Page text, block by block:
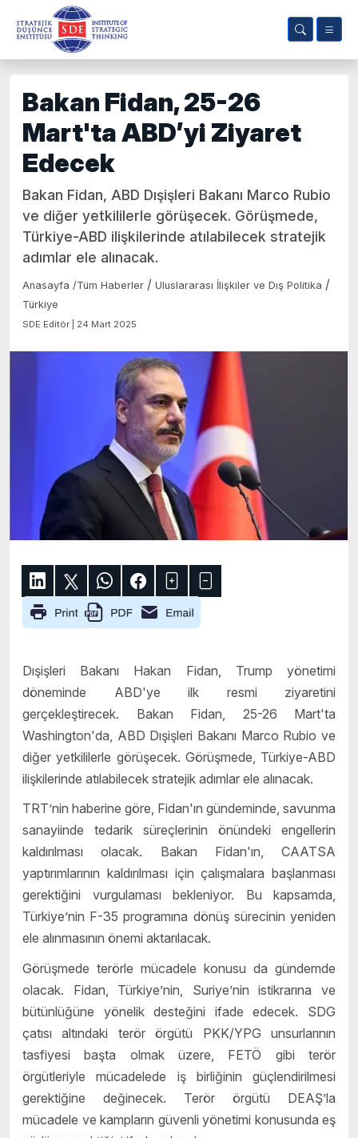
Bakan Fidan, 25-26
Mart'ta ABD’yi Ziyaret
Edecek
Bakan Fidan, ABD Dışişleri Bakanı Marco Rubio
ve diğer yetkililerle görüşecek. Görüşmede,
Türkiye-ABD ilişkilerinde atılabilecek stratejik
adımlar ele alınacak.
Anasayfa /Tüm Haberler / Uluslararası İlişkiler ve Dış Politika /
Türkiye
SDE Editör | 24 Mart 2025
Dışişleri Bakanı Hakan Fidan, Trump yönetimi
döneminde ABD'ye ilk resmi ziyaretini
gerçekleştirecek. Bakan Fidan, 25-26 Mart'ta
Washington'da, ABD Dışişleri Bakanı Marco Rubio ve
diğer yetkililerle görüşecek. Görüşmede, Türkiye-ABD
ilişkilerinde atılabilecek stratejik adımlar ele alınacak.
TRT’nin haberine göre, Fidan'ın gündeminde, savunma
sanayiinde tedarik süreçlerinin önündeki engellerin
kaldırılması olacak. Bakan Fidan'ın, CAATSA
yaptırımlarının kaldırılması için çalışmalara başlanması
gerektiğini vurgulaması bekleniyor. Bu kapsamda,
Türkiye’nin F-35 programına dönüş sürecinin yeniden
ele alınmasının önemi aktarılacak.
Görüşmede terörle mücadele konusu da gündemde
olacak. Fidan, Türkiye’nin, Suriye’nin istikrarına ve
bütünlüğüne yönelik desteğini ifade edecek. SDG
çatısı altındaki terör örgütü PKK/YPG unsurlarının
tasfiyesi başta olmak üzere, FETÖ gibi terör
örgütleriyle mücadelede iş birliğinin güçlendirilmesi
gerektiğine değinecek. Terör örgütü DEAŞ’la
mücadele ve kampların güvenli yönetimi konusunda eş